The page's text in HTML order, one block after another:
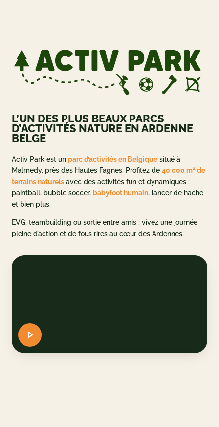
et tarifs
parc
L’UN DES PLUS BEAUX PARCS
D’ACTIVITÉS NATURE EN ARDENNE
BELGE
Activ Park est un parc d’activités en Belgique situé à
Malmedy, près des Hautes Fagnes. Profitez de 40 000 m² de
terrains naturels avec des activités fun et dynamiques :
paintball, bubble soccer, babyfoot humain, lancer de hache
et bien plus.
EVG, teambuilding ou sortie entre amis : vivez une journée
pleine d’action et de fous rires au cœur des Ardennes.